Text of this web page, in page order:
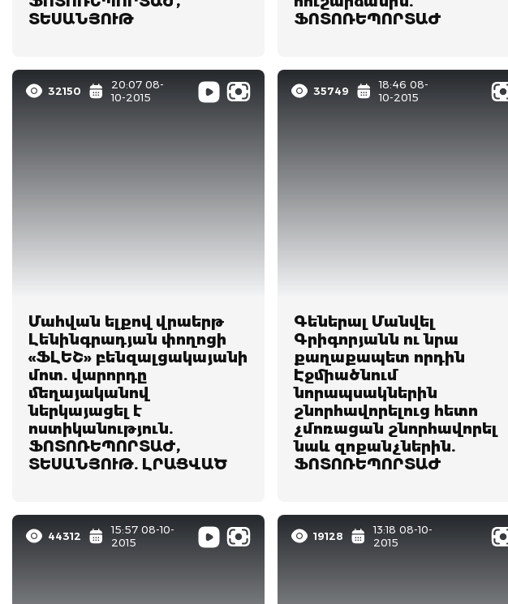
ՏԵՍԱՆՅՈՒԹ
ՖՈՏՈՌԵՊՈՐՏԱԺ
32150
20:07 08-
10-2015
Մահվան ելքով վրաերթ
Լենինգրադյան փողոցի
«ՖԼԵՇ» բենզալցակայանի
մոտ. վարորդը
մեղայականով
ներկայացել է
ոստիկանություն.
ՖՈՏՈՌԵՊՈՐՏԱԺ,
ՏԵՍԱՆՅՈՒԹ. ԼՐԱՑՎԱԾ
35749
18:46 08-
10-2015
Գեներալ Մանվել
Գրիգորյանն ու նրա
քաղաքապետ որդին
Էջմիածնում
նորապսակներին
շնորհավորելուց հետո
չմոռացան շնորհավորել
նաև զոքանչներին.
ՖՈՏՈՌԵՊՈՐՏԱԺ
44312
15:57 08-10-
2015
19128
13:18 08-10-
2015